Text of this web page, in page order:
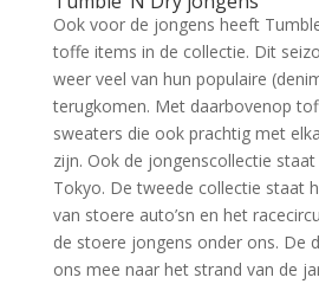
Ook voor de jongens heeft
toffe items in de collectie. Dit
weer veel van hun populaire
terugkomen. Met daarbovenop
sweaters die ook prachtig met
zijn. Ook de jongenscollectie
Tokyo. De tweede collectie staat
van stoere auto’sn en het
de stoere jongens onder ons. De
ons mee naar het strand van de